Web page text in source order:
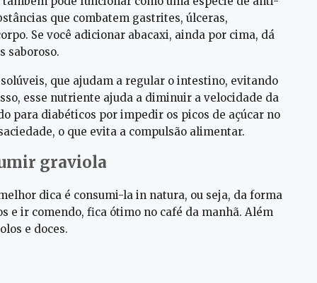
que combatem gastrites, úlceras,
Se você adicionar abacaxi, ainda por cima, dá
saboroso.
que ajudam a regular o intestino, evitando
esse nutriente ajuda a diminuir a velocidade da
para diabéticos por impedir os picos de açúcar no
o que evita a compulsão alimentar.
graviola
dica é consumi-la in natura, ou seja, da forma
e ir comendo, fica ótimo no café da manhã. Além
e doces.